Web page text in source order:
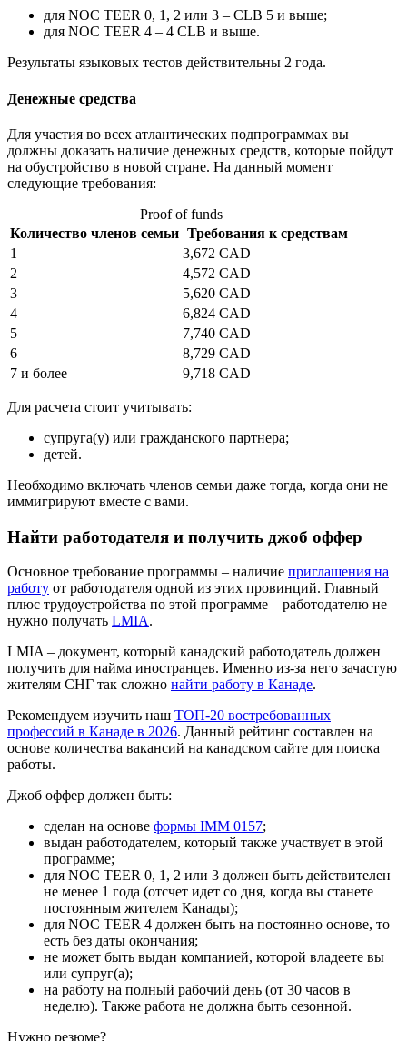
для NOC TEER 0, 1, 2 или 3 – CLB 5 и выше;
для NOC TEER 4 – 4 CLB и выше.
Результаты языковых тестов действительны 2 года.
Денежные средства
Для участия во всех атлантических подпрограммах вы
должны доказать наличие денежных средств, которые пойдут
на обустройство в новой стране. На данный момент
следующие требования:
Proof of funds
Количество членов семьи Требования к средствам
1
3,672 CAD
2
4,572 CAD
3
5,620 CAD
4
6,824 CAD
5
7,740 CAD
6
8,729 CAD
7 и более
9,718 CAD
Для расчета стоит учитывать:
супруга(у) или гражданского партнера;
детей.
Необходимо включать членов семьи даже тогда, когда они не
иммигрируют вместе с вами.
Найти работодателя и получить джоб оффер
Основное требование программы – наличие приглашения на
работу от работодателя одной из этих провинций. Главный
плюс трудоустройства по этой программе – работодателю не
нужно получать LMIA.
LMIA – документ, который канадский работодатель должен
получить для найма иностранцев. Именно из-за него зачастую
жителям СНГ так сложно найти работу в Канаде.
Рекомендуем изучить наш ТОП-20 востребованных
профессий в Канаде в 2026. Данный рейтинг составлен на
основе количества вакансий на канадском сайте для поиска
работы.
Джоб оффер должен быть:
сделан на основе формы IMM 0157;
выдан работодателем, который также участвует в этой
программе;
для NOC TEER 0, 1, 2 или 3 должен быть действителен
не менее 1 года (отсчет идет со дня, когда вы станете
постоянным жителем Канады);
для NOC TEER 4 должен быть на постоянно основе, то
есть без даты окончания;
не может быть выдан компанией, которой владеете вы
или супруг(а);
на работу на полный рабочий день (от 30 часов в
неделю). Также работа не должна быть сезонной.
Нужно резюме?